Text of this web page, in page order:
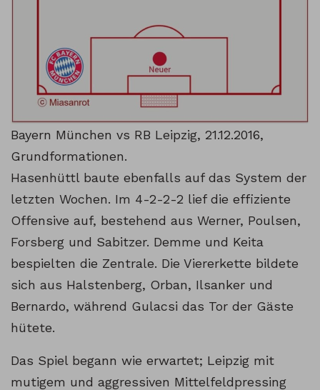
Bayern München vs RB Leipzig, 21.12.2016,
Grundformationen.
Hasenhüttl baute ebenfalls auf das System der
letzten Wochen. Im 4-2-2-2 lief die effiziente
Offensive auf, bestehend aus Werner, Poulsen,
Forsberg und Sabitzer. Demme und Keita
bespielten die Zentrale. Die Viererkette bildete
sich aus Halstenberg, Orban, Ilsanker und
Bernardo, während Gulacsi das Tor der Gäste
hütete.
Das Spiel begann wie erwartet; Leipzig mit
mutigem und aggressiven Mittelfeldpressing